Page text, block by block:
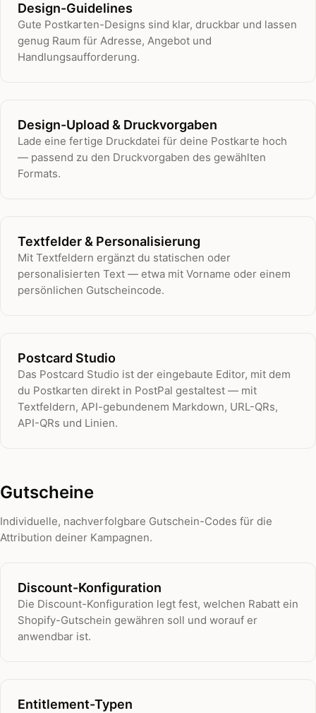
Design-Guidelines
Gute Postkarten-Designs sind klar, druckbar und lassen
genug Raum für Adresse, Angebot und
Handlungsaufforderung.
Design-Upload & Druckvorgaben
Lade eine fertige Druckdatei für deine Postkarte hoch
— passend zu den Druckvorgaben des gewählten
Formats.
Textfelder & Personalisierung
Mit Textfeldern ergänzt du statischen oder
personalisierten Text — etwa mit Vorname oder einem
persönlichen Gutscheincode.
Postcard Studio
Das Postcard Studio ist der eingebaute Editor, mit dem
du Postkarten direkt in PostPal gestaltest — mit
Textfeldern, API-gebundenem Markdown, URL-QRs,
API-QRs und Linien.
Gutscheine
Individuelle, nachverfolgbare Gutschein-Codes für die
Attribution deiner Kampagnen.
Discount-Konfiguration
Die Discount-Konfiguration legt fest, welchen Rabatt ein
Shopify-Gutschein gewähren soll und worauf er
anwendbar ist.
Entitlement-Typen